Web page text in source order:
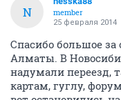
N
member
25 февраля 2014
Спасибо большое за
Алматы. В
надумали переезд,
картам, гуглу,